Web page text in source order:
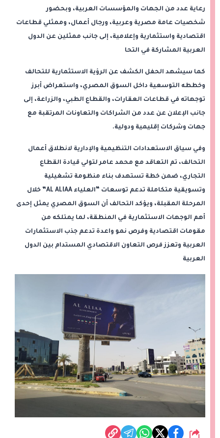
رعاية عدد من الجهات والمؤسسات العربية، وبحضور
شخصيات عامة مصرية وعربية، ورجال أعمال، وممثلي قطاعات
اقتصادية واستثمارية وإعلامية، إلى جانب ممثلين عن الدول
العربية المشاركة في التحا
كما سيشهد الحفل الكشف عن الرؤية الاستثمارية للتحالف
وخططه التوسعية داخل السوق المصري، واستعراض أبرز
توجهاته في قطاعات العقارات، والقطاع الطبي، والزراعة، إلى
جانب الإعلان عن عدد من الشراكات والتعاونات المرتقبة مع
جهات وشركات إقليمية ودولية.
وفي سياق الاستعدادات التنظيمية والإدارية لانطلاق أعمال
التحالف، تم التعاقد مع محمد عامر لتولي قيادة القطاع
التجاري، ضمن خطة تستهدف بناء منظومة تشغيلية
وتسويقية متكاملة تدعم توسعات “العلياء AL ALIAA” خلال
المرحلة المقبلة، ويؤكد التحالف أن السوق المصري يمثل إحدى
أهم الوجهات الاستثمارية في المنطقة، لما يمتلكه من
مقومات اقتصادية وفرص نمو واعدة تدعم جذب الاستثمارات
العربية وتعزز فرص التعاون الاقتصادي المستدام بين الدول
العربية
شارك